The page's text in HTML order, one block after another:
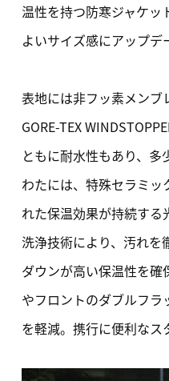
温性を持つ防寒ジャケッ
よいサイズ感にアップデ
表地には非フッ素メンブ
GORE-TEX
ともに耐水性もあり、多
わたには、特殊セラミ
れた保温効果が持続す
洗浄技術により、汚れを
ダウンが高い保温性を確
やフロントのダブルフラ
を軽減。携行に便利なス